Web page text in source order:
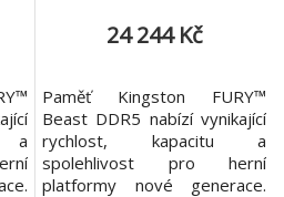
a
24 244 Kč
Paměť Kingston FURY™
Beast DDR5 nabízí vynikající
rychlost, kapacitu a
spolehlivost pro herní
platformy nové generace.